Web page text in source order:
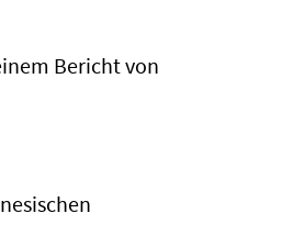
Bericht von